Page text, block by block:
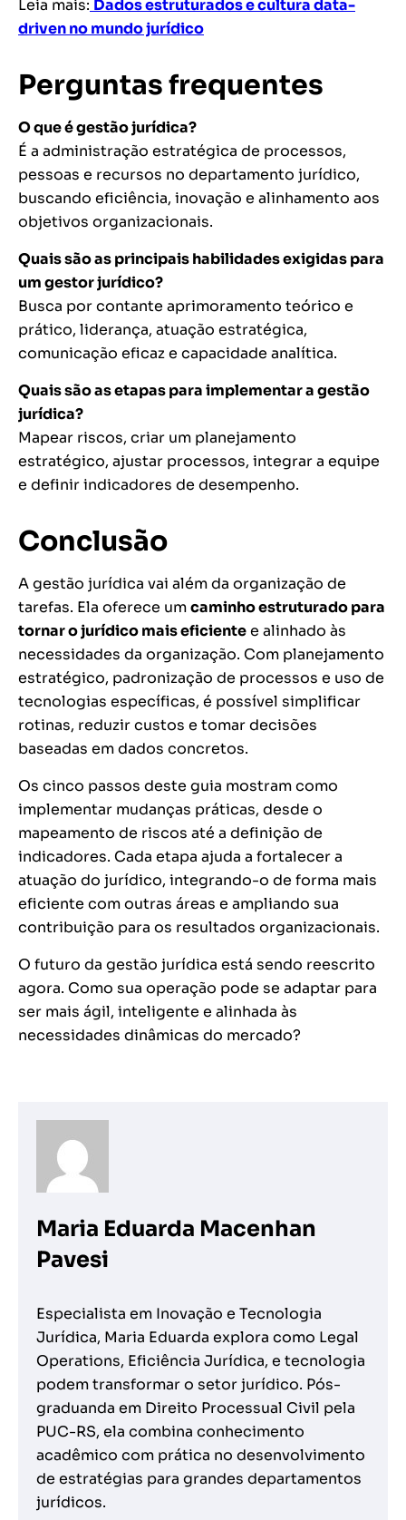
Leia mais: Dados estruturados e cultura data-
driven no mundo jurídico
Perguntas frequentes
O que é gestão jurídica?
É a administração estratégica de processos,
pessoas e recursos no departamento jurídico,
buscando eficiência, inovação e alinhamento aos
objetivos organizacionais.
Quais são as principais habilidades exigidas para
um gestor jurídico?
Busca por contante aprimoramento teórico e
prático, liderança, atuação estratégica,
comunicação eficaz e capacidade analítica.
Quais são as etapas para implementar a gestão
jurídica?
Mapear riscos, criar um planejamento
estratégico, ajustar processos, integrar a equipe
e definir indicadores de desempenho.
Conclusão
A gestão jurídica vai além da organização de
tarefas. Ela oferece umcaminho estruturado para
tornar o jurídico mais eficientee alinhado às
necessidades da organização. Com planejamento
estratégico, padronização de processos e uso de
tecnologias específicas, é possível simplificar
rotinas, reduzir custos e tomar decisões
baseadas em dados concretos.
Os cinco passos deste guia mostram como
implementar mudanças práticas, desde o
mapeamento de riscos até a definição de
indicadores. Cada etapa ajuda a fortalecer a
atuação do jurídico, integrando-o de forma mais
eficiente com outras áreas e ampliando sua
contribuição para os resultados organizacionais.
O futuro da gestão jurídica está sendo reescrito
agora. Como sua operação pode se adaptar para
ser mais ágil, inteligente e alinhada às
necessidades dinâmicas do mercado?
Maria Eduarda Macenhan
Pavesi
Especialista em Inovação e Tecnologia
Jurídica, Maria Eduarda explora como Legal
Operations, Eficiência Jurídica, e tecnologia
podem transformar o setor jurídico. Pós-
graduanda em Direito Processual Civil pela
PUC-RS, ela combina conhecimento
acadêmico com prática no desenvolvimento
de estratégias para grandes departamentos
jurídicos.